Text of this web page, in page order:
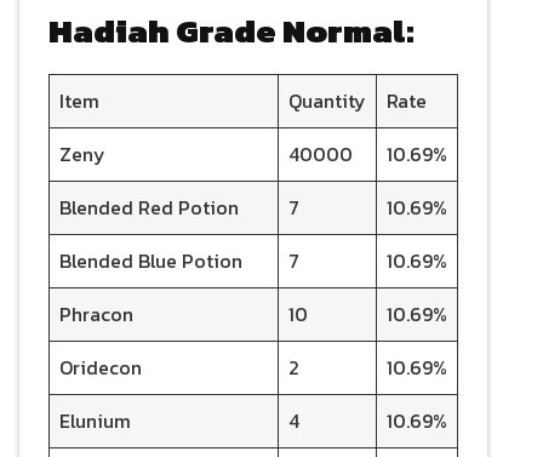
Hadiah Grade Normal:
Item Quantity
Rate
Zeny
40000
10.69%
Blended Red Potion
7
10.69%
Blended Blue Potion
7
10.69%
Phracon
10
10.69%
Oridecon
2
10.69%
Elunium
4
10.69%